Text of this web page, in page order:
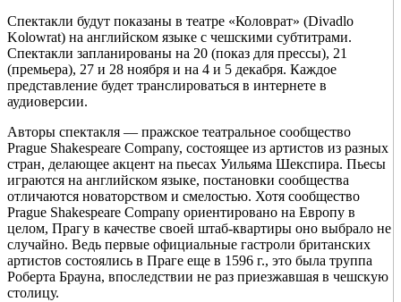
Спектакли будут показаны в театре «Коловрат» (Divadlo
Kolowrat) на английском языке с чешскими субтитрами.
Спектакли запланированы на 20 (показ для прессы), 21
(премьера), 27 и 28 ноября и на 4 и 5 декабря. Каждое
представление будет транслироваться в интернете в
аудиоверсии.
Авторы спектакля — пражское театральное сообщество
Prague Shakespeare Company, состоящее из артистов из разных
стран, делающее акцент на пьесах Уильяма Шекспира. Пьесы
играются на английском языке, постановки сообщества
отличаются новаторством и смелостью. Хотя сообщество
Prague Shakespeare Company ориентировано на Европу в
целом, Прагу в качестве своей штаб-квартиры оно выбрало не
случайно. Ведь первые официальные гастроли британских
артистов состоялись в Праге еще в 1596 г., это была труппа
Роберта Брауна, впоследствии не раз приезжавшая в чешскую
столицу.